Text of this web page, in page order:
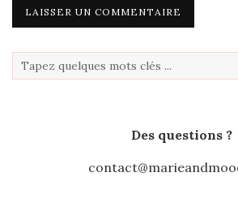
Des questions ?